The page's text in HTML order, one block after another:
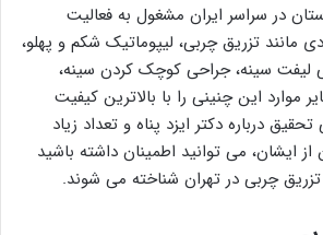
در سراسر ایران مشغول به فعالیت
تزریق چربی، لیپوماتیک شکم و پهلو،
لیفت سینه، جراحی کوچک کردن سینه،
موارد این چنینی را با بالاترین کیفیت
درباره دکتر ایزد پناه و تعداد زیاد
ایشان، می توانید اطمینان داشته باشید
چربی در تهران شناخته می شوند.